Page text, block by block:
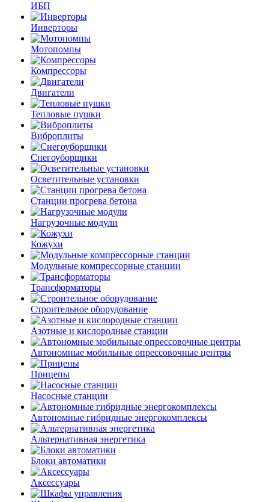
ИБП
Инверторы
Мотопомпы
Компрессоры
Двигатели
Тепловые пушки
Виброплиты
Снегоуборщики
Осветительные установки
Станции прогрева бетона
Нагрузочные модули
Кожухи
Модульные компрессорные станции
Трансформаторы
Строительное оборудование
Азотные и кислородные станции
Автономные мобильные опрессовочные центры
Прицепы
Насосные станции
Автономные гибридные энергокомплексы
Альтернативная энергетика
Блоки автоматики
Аксессуары